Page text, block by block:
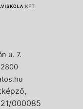
u. 7.
000085